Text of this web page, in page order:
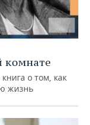
комнате
о том, как
жизнь